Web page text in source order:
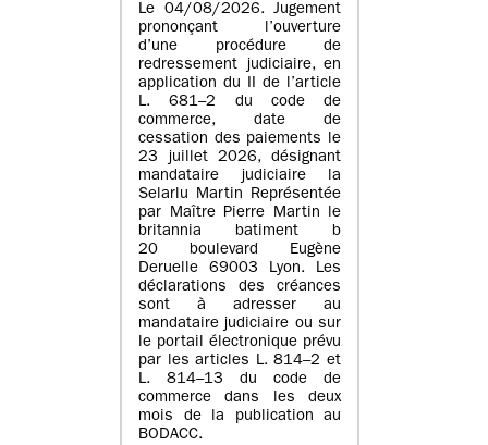
Le 04/08/2026. Jugement
prononçant l’ouverture
d’une procédure de
redressement judiciaire, en
application du II de l’article
L. 681–2 du code de
commerce, date de
cessation des paiements le
23 juillet 2026, désignant
mandataire judiciaire la
Selarlu Martin Représentée
par Maître Pierre Martin le
britannia batiment b
20 boulevard Eugène
Deruelle 69003 Lyon. Les
déclarations des créances
sont à adresser au
mandataire judiciaire ou sur
le portail électronique prévu
par les articles L. 814–2 et
L. 814–13 du code de
commerce dans les deux
mois de la publication au
BODACC.